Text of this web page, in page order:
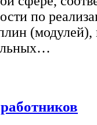
по
(модулей),